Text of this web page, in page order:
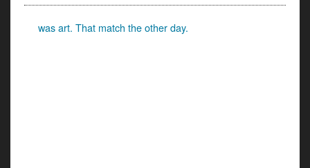
was art. That match the other day.